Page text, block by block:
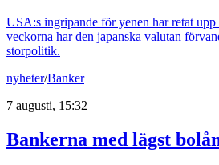
USA:s ingripande för yenen har retat upp
veckorna har den japanska valutan
storpolitik.
nyheter/Banker
7 augusti, 15:32
Bankerna med lägst